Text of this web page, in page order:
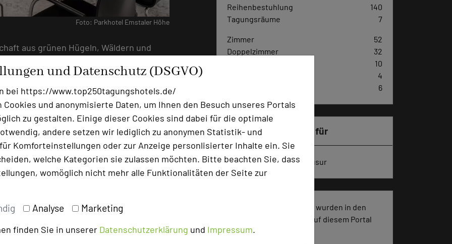
und Datenschutz (DSGVO)
bei https://www.top250tagungshotels.de/
und anonymisierte Daten, um Ihnen den Besuch unseres Portals
zu gestalten. Einige dieser Cookies sind dabei für die optimale
andere setzen wir lediglich zu anonymen Statistik- und
Komforteinstellungen oder zur Anzeige personlisierter Inhalte ein. Sie
welche Kategorien sie zulassen möchten. Bitte beachten Sie, dass
womöglich nicht mehr alle Funktionalitäten der Seite zur
Analyse Marketing
finden Sie in unserer Datenschutzerklärung und Impressum.
Foto: Parkhotel Emstaler Höhe
aus grünen Hügeln, Wäldern und
Emstaler Höhe der ideale Ort,
fließen zu lassen. Die ruhige und
schafft die perfekte
abseits der Hektik des Alltags.
gestaltet, um höchsten Ansprüchen
sorgt für Komfort und unterstützt
Raum ist lichtdurchflutet und mit
reibungslose Präsentationen und
Unser erstklassiges
Zutaten aus der Region, um
den Gaumen als auch die Sinne
Reihenbestuhlung
140
Tagungsräume
7
Zimmer
52
Doppelzimmer
32
10
4
6
Besonders geeignet für
Seminar, Konferenz, Klausur
477 Seiten dieses Hotels wurden in den
vergangenen 30 Tagen auf diesem Portal
aufgerufen.